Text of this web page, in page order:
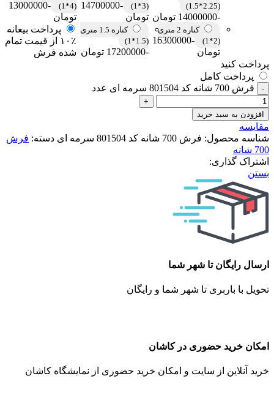
(2.25*1.5)
-14000000 تومان
(3*1)
-14700000
تومان
(4*1)
-13000000
تومان
کناره 2 متری
(2*1)
-16300000
تومان
کناره 1.5 متری
(1.5*1)
-17200000 تومان
پرداخت بیعانه
۱۰٪ از قیمت تمام
شده فرش
پرداخت کنید
پرداخت کامل
فرش 700 شانه کد 801504 سرمه ای عدد
افزودن به سبد خرید
مقایسه
شناسه محصول: فرش 700 شانه کد 801504 سرمه ای دسته: فرش
700 شانه
اشتراک گذاری:
بستن
ارسال رایگان تا شهر شما
تحویل با باربری تا شهر شما و رایگان
امکان خرید حضوری در کاشان
خرید آنلاین از سایت و امکان خرید حضوری از نمایشگاه کاشان